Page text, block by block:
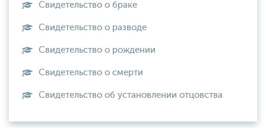
Свидетельство о браке
Свидетельство о разводе
Свидетельство о рождении
Свидетельство о смерти
Свидетельство об установлении отцовства